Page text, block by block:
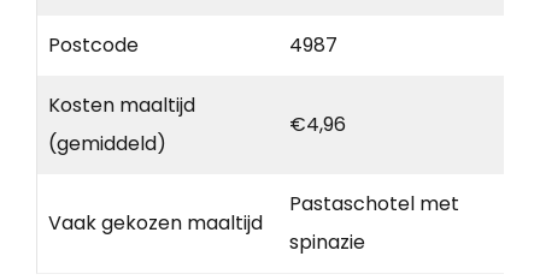
Postcode 4987
Kosten maaltijd
(gemiddeld)
€4,96
Vaak gekozen maaltijd
Pastaschotel met
spinazie